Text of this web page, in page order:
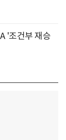
'조건부 재승